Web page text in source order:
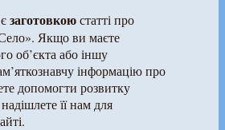
заготовкоюстатті про
Якщо ви маєте
об’єкта або іншу
інформацію про
допомогти розвитку
її нам для